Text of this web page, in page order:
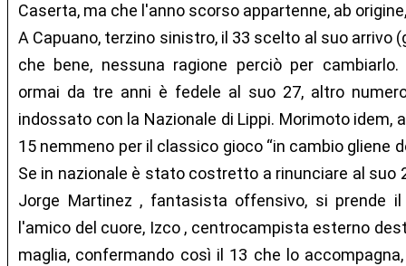
Caserta, ma che l'anno scorso appartenne, ab
A Capuano, terzino sinistro, il 33 scelto al suo arrivo
che bene, nessuna ragione perciò per
ormai da tre anni è fedele al suo 27, altro
indossato con la Nazionale di Lippi. Morimoto idem,
15 nemmeno per il classico gioco “in cambio gliene
Se in nazionale è stato costretto a rinunciare al suo
Jorge Martinez , fantasista offensivo, si prende
l'amico del cuore, Izco , centrocampista esterno
maglia, confermando così il 13 che lo